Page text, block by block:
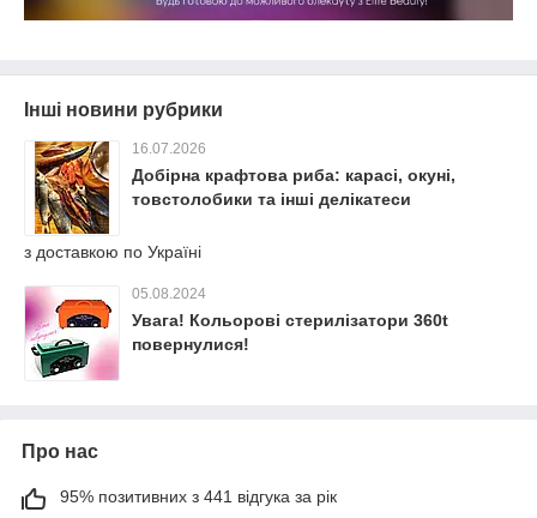
Інші новини рубрики
16.07.2026
Добірна крафтова риба: карасі, окуні,
товстолобики та інші делікатеси
з доставкою по Україні
05.08.2024
Увага! Кольорові стерилізатори 360t
повернулися!
Про нас
95% позитивних з 441 відгука за рік